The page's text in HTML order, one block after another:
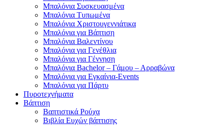
Μπαλόνια Συσκευασμένα
Μπαλόνια Τυπωμένα
Μπαλόνια Χριστουγεννιάτικα
Μπαλόνια για Βάπτιση
Μπαλόνια Βαλεντίνου
Μπαλόνια για Γενέθλια
Μπαλόνια για Γέννηση
Μπαλόνια Bachelor – Γάμου – Αρραβώνα
Μπαλόνια για Εγκαίνια-Events
Μπαλόνια για Πάρτυ
Πυροτεχνήματα
Βάπτιση
Βαπτιστικά Ρούχα
Βιβλία Ευχών βάπτισης